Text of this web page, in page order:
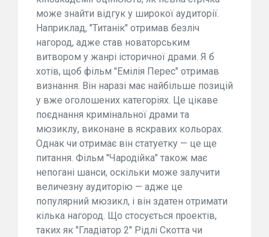
може знайти відгук у широкої аудиторії.
Наприклад, "Титанік" отримав безліч
нагород, адже став новаторським
витвором у жанрі історичної драми. Я б
хотів, щоб фільм "Емілія Перес" отримав
визнання. Він наразі має найбільше позицій
у вже оголошених категоріях. Це цікаве
поєднання кримінальної драми та
мюзиклу, виконане в яскравих кольорах.
Однак чи отримає він статуетку — це ще
питання. Фільм "Чародійка" також має
непогані шанси, оскільки може залучити
величезну аудиторію — адже це
популярний мюзикл, і він здатен отримати
кілька нагород. Що стосується проектів,
таких як "Гладіатор 2" Рідлі Скотта чи